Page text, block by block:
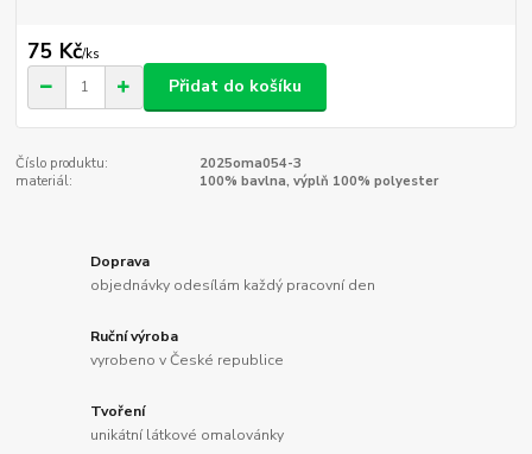
75 Kč/ks
Přidat do košíku
Číslo produktu:
2025oma054-3
materiál:
100% bavlna, výplň 100% polyester
Doprava
objednávky odesílám každý pracovní den
Ruční výroba
vyrobeno v České republice
Tvoření
unikátní látkové omalovánky